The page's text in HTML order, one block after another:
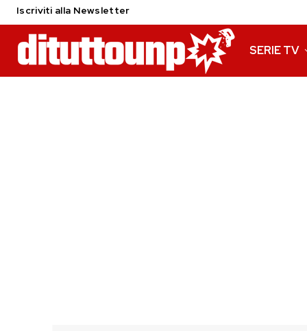
Iscriviti alla Newsletter
SERIE TV